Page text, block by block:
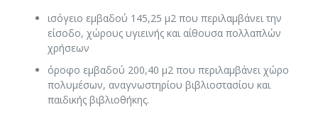
ισόγειο εμβαδού 145,25 μ2 που περιλαμβάνει την
είσοδο, χώρους υγιεινής και αίθουσα πολλαπλών
χρήσεων
όροφο εμβαδού 200,40 μ2 που περιλαμβάνει χώρο
πολυμέσων, αναγνωστηρίου βιβλιοστασίου και
παιδικής βιβλιοθήκης.